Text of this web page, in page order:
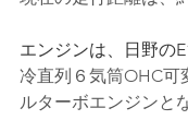
エンジンは、日野の
冷直列６気筒OHC可
ルターボエンジンと